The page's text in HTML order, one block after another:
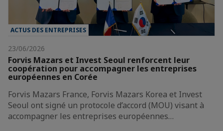
ACTUS DES ENTREPRISES
23/06/2026
Forvis Mazars et Invest Seoul renforcent leur
coopération pour accompagner les entreprises
européennes en Corée
Forvis Mazars France, Forvis Mazars Korea et Invest
Seoul ont signé un protocole d’accord (MOU) visant à
accompagner les entreprises européennes…